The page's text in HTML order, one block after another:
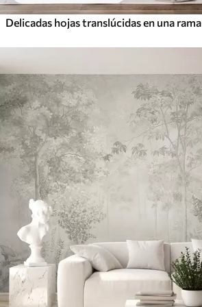
Delicadas hojas translúcidas en una rama